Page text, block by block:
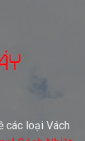
các loại Vách